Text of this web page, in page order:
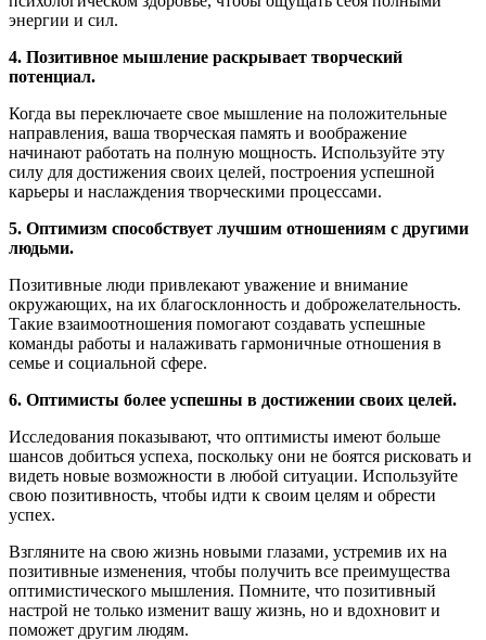
энергии и сил.
4. Позитивное мышление раскрывает творческий
потенциал.
Когда вы переключаете свое мышление на положительные
направления, ваша творческая память и воображение
начинают работать на полную мощность. Используйте эту
силу для достижения своих целей, построения успешной
карьеры и наслаждения творческими процессами.
5. Оптимизм способствует лучшим отношениям с другими
людьми.
Позитивные люди привлекают уважение и внимание
окружающих, на их благосклонность и доброжелательность.
Такие взаимоотношения помогают создавать успешные
команды работы и налаживать гармоничные отношения в
семье и социальной сфере.
6. Оптимисты более успешны в достижении своих целей.
Исследования показывают, что оптимисты имеют больше
шансов добиться успеха, поскольку они не боятся рисковать и
видеть новые возможности в любой ситуации. Используйте
свою позитивность, чтобы идти к своим целям и обрести
успех.
Взгляните на свою жизнь новыми глазами, устремив их на
позитивные изменения, чтобы получить все преимущества
оптимистического мышления. Помните, что позитивный
настрой не только изменит вашу жизнь, но и вдохновит и
поможет другим людям.